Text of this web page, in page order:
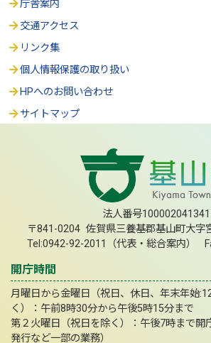
庁舎案内
交通アクセス
リンク集
個人情報保護の取り扱い
HPへのお問い合わせ
サイトマップ
法人番号
〒841-0204 佐賀県三養基郡基山町大字
Tel:0942-92-2011（代表・総合案内）
開庁時間
月曜日から金曜日（祝日、休日、年末年始
く）：午前8時30分から午後5時15分まで
第２火曜日（祝日を除く）：午後7時まで開
発行など一部の業務）